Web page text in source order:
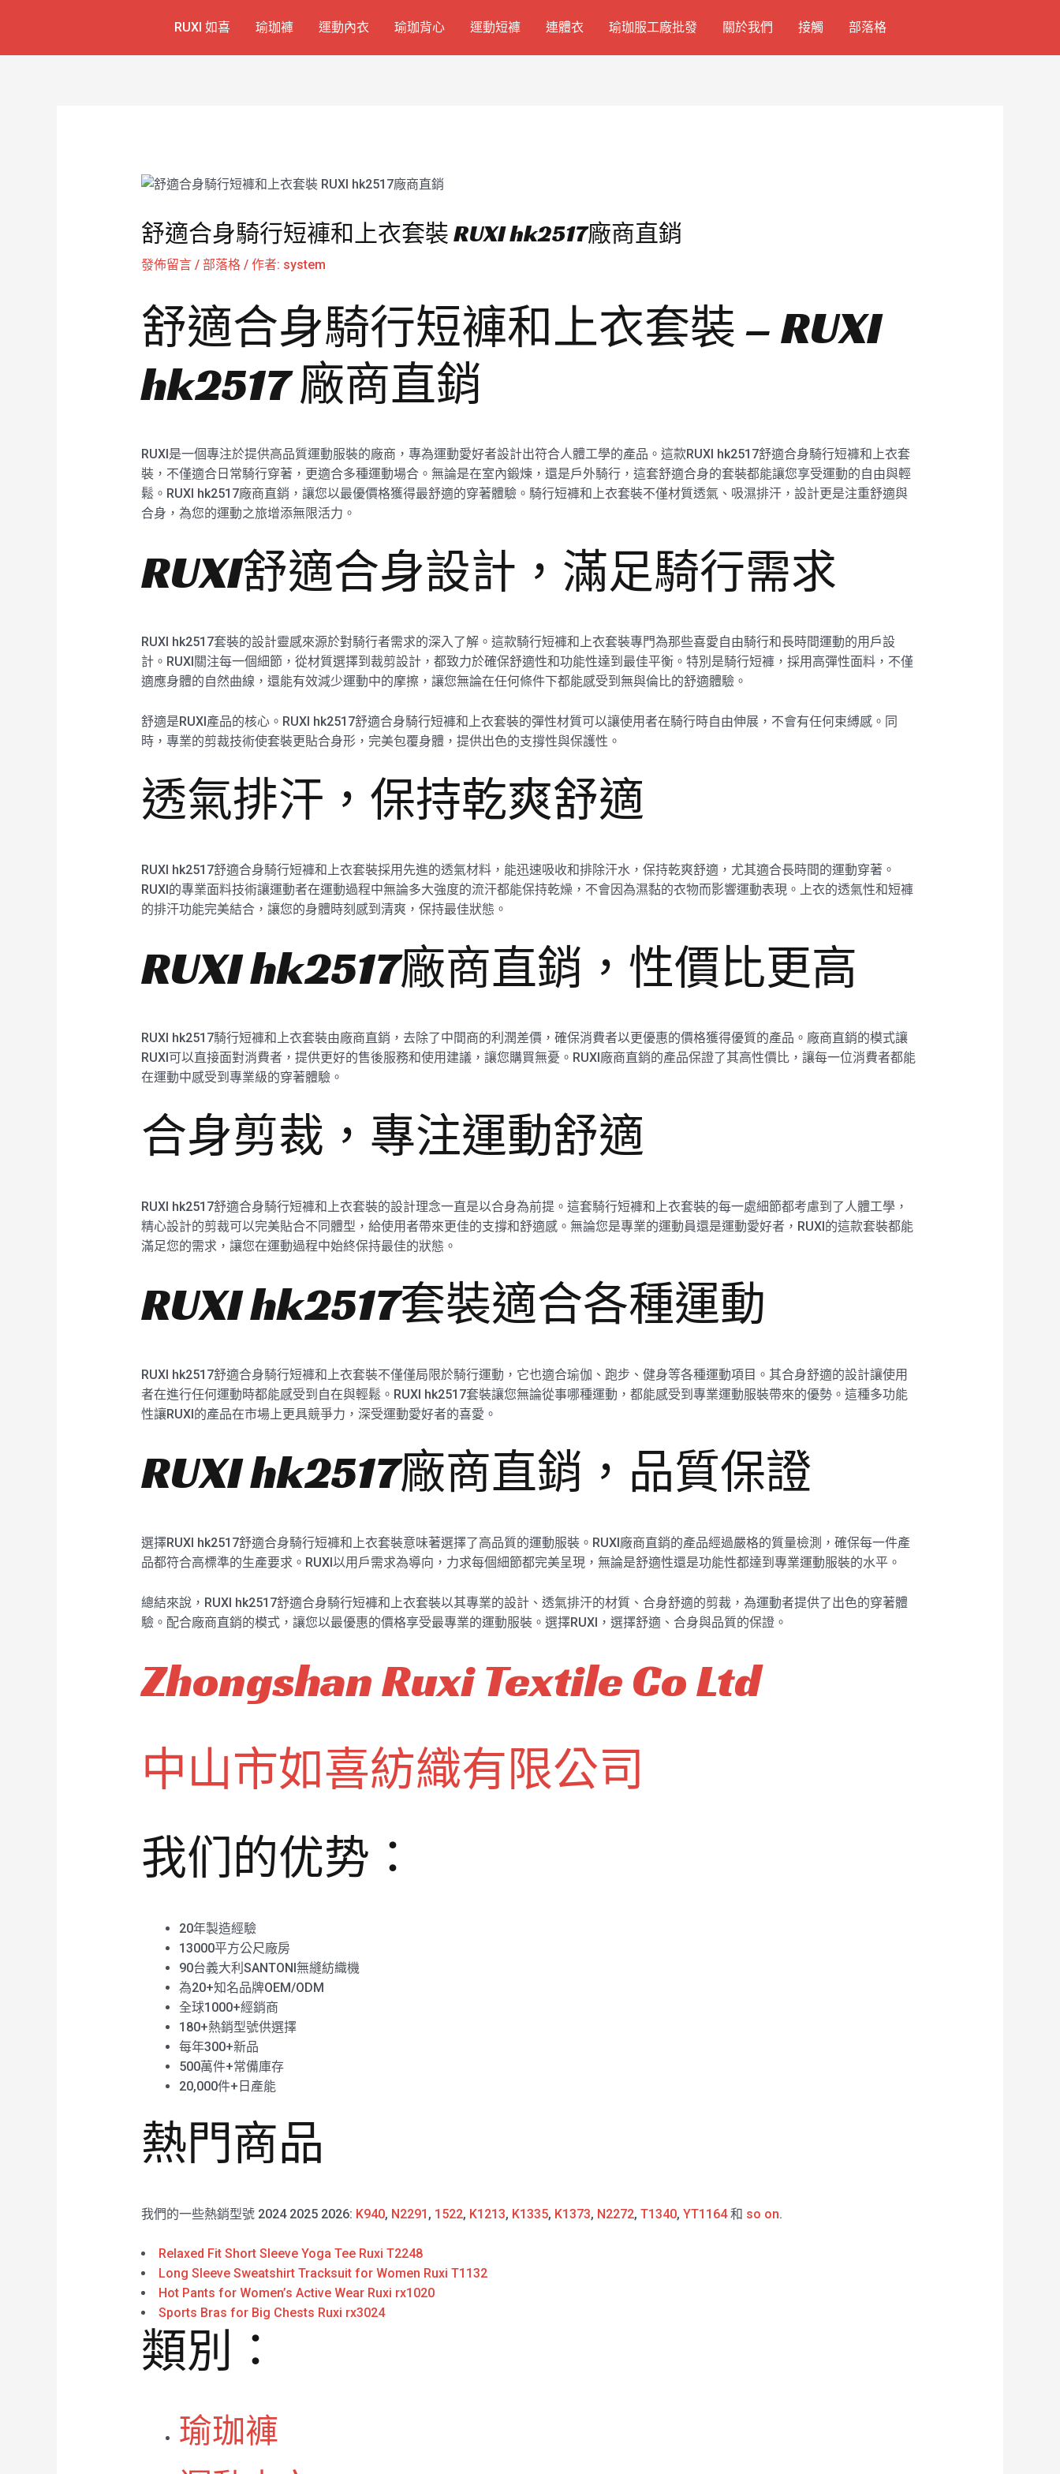
RUXI 如喜 瑜珈褲 運動內衣 瑜珈背心 運動短褲 連體衣 瑜珈服工廠批發 關於我們 接觸 部落格
舒適合身騎行短褲和上衣套裝 RUXI hk2517廠商直銷
發佈留言 / 部落格/ 作者: system
舒適合身騎行短褲和上衣套裝 – RUXI
hk2517 廠商直銷
RUXI是一個專注於提供高品質運動服裝的廠商，專為運動愛好者設計出符合人體工學的產品。這款RUXI hk2517舒適合身騎行短褲和上衣套
裝，不僅適合日常騎行穿著，更適合多種運動場合。無論是在室內鍛煉，還是戶外騎行，這套舒適合身的套裝都能讓您享受運動的自由與輕
鬆。RUXI hk2517廠商直銷，讓您以最優價格獲得最舒適的穿著體驗。騎行短褲和上衣套裝不僅材質透氣、吸濕排汗，設計更是注重舒適與
合身，為您的運動之旅增添無限活力。
RUXI舒適合身設計，滿足騎行需求
RUXI hk2517套裝的設計靈感來源於對騎行者需求的深入了解。這款騎行短褲和上衣套裝專門為那些喜愛自由騎行和長時間運動的用戶設
計。RUXI關注每一個細節，從材質選擇到裁剪設計，都致力於確保舒適性和功能性達到最佳平衡。特別是騎行短褲，採用高彈性面料，不僅
適應身體的自然曲線，還能有效減少運動中的摩擦，讓您無論在任何條件下都能感受到無與倫比的舒適體驗。
舒適是RUXI產品的核心。RUXI hk2517舒適合身騎行短褲和上衣套裝的彈性材質可以讓使用者在騎行時自由伸展，不會有任何束縛感。同
時，專業的剪裁技術使套裝更貼合身形，完美包覆身體，提供出色的支撐性與保護性。
透氣排汗，保持乾爽舒適
RUXI hk2517舒適合身騎行短褲和上衣套裝採用先進的透氣材料，能迅速吸收和排除汗水，保持乾爽舒適，尤其適合長時間的運動穿著。
RUXI的專業面料技術讓運動者在運動過程中無論多大強度的流汗都能保持乾燥，不會因為濕黏的衣物而影響運動表現。上衣的透氣性和短褲
的排汗功能完美結合，讓您的身體時刻感到清爽，保持最佳狀態。
RUXI hk2517廠商直銷，性價比更高
RUXI hk2517騎行短褲和上衣套裝由廠商直銷，去除了中間商的利潤差價，確保消費者以更優惠的價格獲得優質的產品。廠商直銷的模式讓
RUXI可以直接面對消費者，提供更好的售後服務和使用建議，讓您購買無憂。RUXI廠商直銷的產品保證了其高性價比，讓每一位消費者都能
在運動中感受到專業級的穿著體驗。
合身剪裁，專注運動舒適
RUXI hk2517舒適合身騎行短褲和上衣套裝的設計理念一直是以合身為前提。這套騎行短褲和上衣套裝的每一處細節都考慮到了人體工學，
精心設計的剪裁可以完美貼合不同體型，給使用者帶來更佳的支撐和舒適感。無論您是專業的運動員還是運動愛好者，RUXI的這款套裝都能
滿足您的需求，讓您在運動過程中始終保持最佳的狀態。
RUXI hk2517套裝適合各種運動
RUXI hk2517舒適合身騎行短褲和上衣套裝不僅僅局限於騎行運動，它也適合瑜伽、跑步、健身等各種運動項目。其合身舒適的設計讓使用
者在進行任何運動時都能感受到自在與輕鬆。RUXI hk2517套裝讓您無論從事哪種運動，都能感受到專業運動服裝帶來的優勢。這種多功能
性讓RUXI的產品在市場上更具競爭力，深受運動愛好者的喜愛。
RUXI hk2517廠商直銷，品質保證
選擇RUXI hk2517舒適合身騎行短褲和上衣套裝意味著選擇了高品質的運動服裝。RUXI廠商直銷的產品經過嚴格的質量檢測，確保每一件產
品都符合高標準的生產要求。RUXI以用戶需求為導向，力求每個細節都完美呈現，無論是舒適性還是功能性都達到專業運動服裝的水平。
總結來說，RUXI hk2517舒適合身騎行短褲和上衣套裝以其專業的設計、透氣排汗的材質、合身舒適的剪裁，為運動者提供了出色的穿著體
驗。配合廠商直銷的模式，讓您以最優惠的價格享受最專業的運動服裝。選擇RUXI，選擇舒適、合身與品質的保證。
Zhongshan Ruxi Textile Co Ltd
中山市如喜紡織有限公司
我们的优势：
20年製造經驗
13000平方公尺廠房
90台義大利SANTONI無縫紡織機
為20+知名品牌OEM/ODM
全球1000+經銷商
180+熱銷型號供選擇
每年300+新品
500萬件+常備庫存
20,000件+日產能
熱門商品
我們的一些熱銷型號 2024 2025 2026: K940, N2291 , 1522, K1213, K1335, K1373, N2272, T1340, YT1164和 so on.
Relaxed Fit Short Sleeve Yoga Tee Ruxi T2248
Long Sleeve Sweatshirt Tracksuit for Women Ruxi T1132
Hot Pants for Women’s Active Wear Ruxi rx1020
Sports Bras for Big Chests Ruxi rx3024
類別：
瑜珈褲